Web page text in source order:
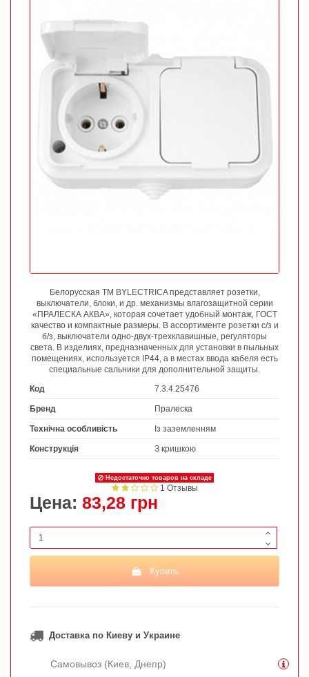
Белорусская ТМ BYLECTRICA представляет розетки,
выключатели, блоки, и др. механизмы влагозащитной серии
«ПРАЛЕСКА АКВА», которая сочетает удобный монтаж, ГОСТ
качество и компактные размеры. В ассортименте розетки с/з и
б/з, выключатели одно-двух-трехклавишные, регуляторы
света. В изделиях, предназначенных для установки в пыльных
помещениях, используется IP44, а в местах ввода кабеля есть
специальные сальники для дополнительной защиты.
Код
7.3.4.25476
Бренд Пралеска
Технічна особливість Із заземленням
Конструкція З кришкою
Недостаточно товаров на складе
1 Отзывы
Цена: 83,28 грн
Купить
Доставка по Киеву и Украине
Самовывоз (Киев, Днепр)